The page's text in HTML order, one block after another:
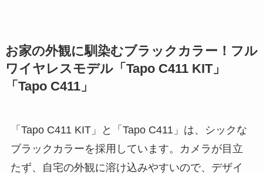
お家の外観に馴染むブラックカラー！フル
ワイヤレスモデル「Tapo C411 KIT」
「Tapo C411」
「Tapo C411 KIT」と「Tapo C411」は、シックな
ブラックカラーを採用しています。カメラが目立
たず、自宅の外観に溶け込みやすいので、デザイ